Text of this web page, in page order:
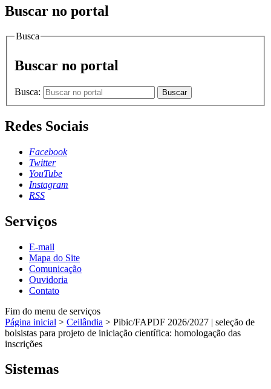
Buscar no portal
Busca
Buscar no portal
Busca: Buscar
Redes Sociais
Facebook
Twitter
YouTube
Instagram
RSS
Serviços
E-mail
Mapa do Site
Comunicação
Ouvidoria
Contato
Fim do menu de serviços
Página inicial > Ceilândia > Pibic/FAPDF 2026/2027 | seleção de
bolsistas para projeto de iniciação científica: homologação das
inscrições
Sistemas